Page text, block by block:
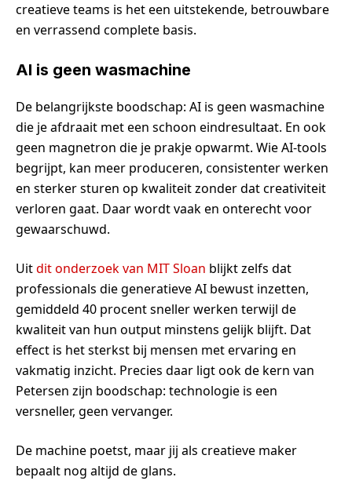
creatieve teams is het een uitstekende, betrouwbare
en verrassend complete basis.
AI is geen wasmachine
De belangrijkste boodschap: AI is geen wasmachine
die je afdraait met een schoon eindresultaat. En ook
geen magnetron die je prakje opwarmt. Wie AI-tools
begrijpt, kan meer produceren, consistenter werken
en sterker sturen op kwaliteit zonder dat creativiteit
verloren gaat. Daar wordt vaak en onterecht voor
gewaarschuwd.
Uitdit onderzoek van MIT Sloan blijkt zelfs dat
professionals die generatieve AI bewust inzetten,
gemiddeld 40 procent sneller werken terwijl de
kwaliteit van hun output minstens gelijk blijft. Dat
effect is het sterkst bij mensen met ervaring en
vakmatig inzicht. Precies daar ligt ook de kern van
Petersen zijn boodschap: technologie is een
versneller, geen vervanger.
De machine poetst, maar jij als creatieve maker
bepaalt nog altijd de glans.